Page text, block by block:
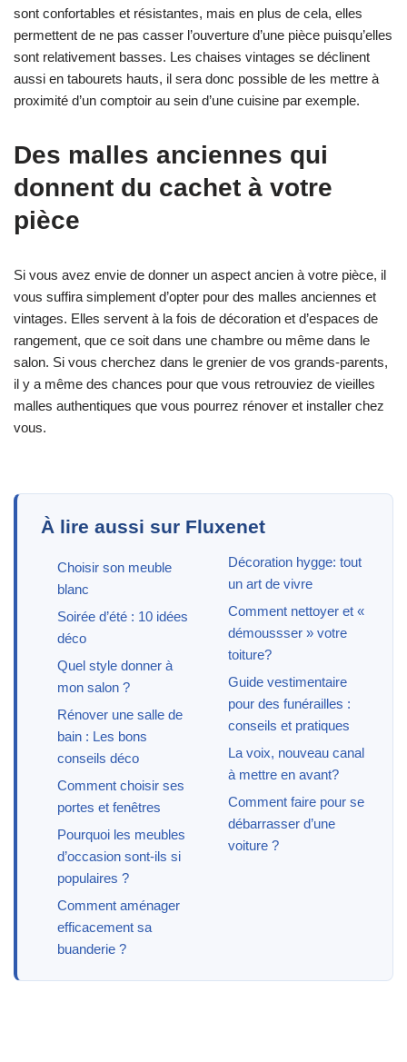
sont confortables et résistantes, mais en plus de cela, elles
permettent de ne pas casser l’ouverture d’une pièce puisqu’elles
sont relativement basses. Les chaises vintages se déclinent
aussi en tabourets hauts, il sera donc possible de les mettre à
proximité d’un comptoir au sein d’une cuisine par exemple.
Des malles anciennes qui
donnent du cachet à votre
pièce
Si vous avez envie de donner un aspect ancien à votre pièce, il
vous suffira simplement d’opter pour des malles anciennes et
vintages. Elles servent à la fois de décoration et d’espaces de
rangement, que ce soit dans une chambre ou même dans le
salon. Si vous cherchez dans le grenier de vos grands-parents,
il y a même des chances pour que vous retrouviez de vieilles
malles authentiques que vous pourrez rénover et installer chez
vous.
À lire aussi sur Fluxenet
Choisir son meuble
blanc
Soirée d’été : 10 idées
déco
Quel style donner à
mon salon ?
Rénover une salle de
bain : Les bons
conseils déco
Comment choisir ses
portes et fenêtres
Pourquoi les meubles
d’occasion sont-ils si
populaires ?
Comment aménager
efficacement sa
buanderie ?
Décoration hygge: tout
un art de vivre
Comment nettoyer et «
démoussser » votre
toiture?
Guide vestimentaire
pour des funérailles :
conseils et pratiques
La voix, nouveau canal
à mettre en avant?
Comment faire pour se
débarrasser d’une
voiture ?